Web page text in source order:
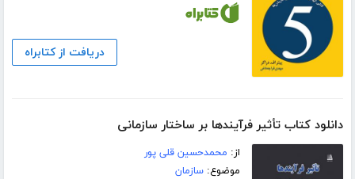
دریافت از کتابراه
دانلود کتاب تأثیر فرآیندها بر ساختار سازمانی
از: محمدحسین قلی پور
موضوع:سازمان